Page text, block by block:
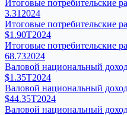
Итоговые потребительские
3.31 2024
Итоговые потребительские
$1.90T2024
Итоговые потребительские
68.732024
Валовой национальный
$1.35T2024
Валовой национальный
$44.35T2024
Валовой национальный